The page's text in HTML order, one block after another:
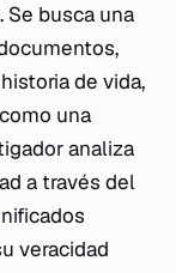
busca una
de vida,
una
analiza
a través del
veracidad